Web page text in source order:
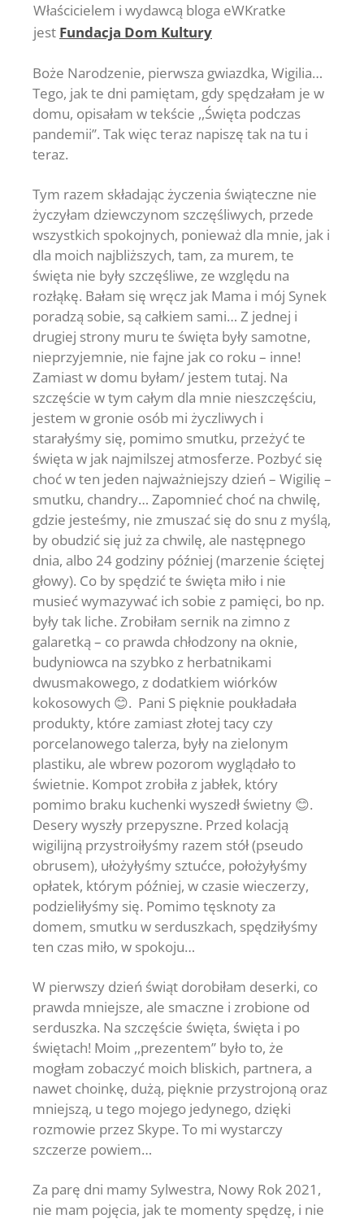
Właścicielem i wydawcą bloga eWKratke
jest Fundacja Dom Kultury
Boże Narodzenie, pierwsza gwiazdka, Wigilia…
Tego, jak te dni pamiętam, gdy spędzałam je w
domu, opisałam w tekście ,,Święta podczas
pandemii’’. Tak więc teraz napiszę tak na tu i
teraz.
Tym razem składając życzenia świąteczne nie
życzyłam dziewczynom szczęśliwych, przede
wszystkich spokojnych, ponieważ dla mnie, jak i
dla moich najbliższych, tam, za murem, te
święta nie były szczęśliwe, ze względu na
rozłąkę. Bałam się wręcz jak Mama i mój Synek
poradzą sobie, są całkiem sami… Z jednej i
drugiej strony muru te święta były samotne,
nieprzyjemnie, nie fajne jak co roku – inne!
Zamiast w domu byłam/ jestem tutaj. Na
szczęście w tym całym dla mnie nieszczęściu,
jestem w gronie osób mi życzliwych i
starałyśmy się, pomimo smutku, przeżyć te
święta w jak najmilszej atmosferze. Pozbyć się
choć w ten jeden najważniejszy dzień – Wigilię –
smutku, chandry… Zapomnieć choć na chwilę,
gdzie jesteśmy, nie zmuszać się do snu z myślą,
by obudzić się już za chwilę, ale następnego
dnia, albo 24 godziny później (marzenie ściętej
głowy). Co by spędzić te święta miło i nie
musieć wymazywać ich sobie z pamięci, bo np.
były tak liche. Zrobiłam sernik na zimno z
galaretką – co prawda chłodzony na oknie,
budyniowca na szybko z herbatnikami
dwusmakowego, z dodatkiem wiórków
kokosowych 😊. Pani S pięknie poukładała
produkty, które zamiast złotej tacy czy
porcelanowego talerza, były na zielonym
plastiku, ale wbrew pozorom wyglądało to
świetnie. Kompot zrobiła z jabłek, który
pomimo braku kuchenki wyszedł świetny 😊.
Desery wyszły przepyszne. Przed kolacją
wigilijną przystroiłyśmy razem stół (pseudo
obrusem), ułożyłyśmy sztućce, położyłyśmy
opłatek, którym później, w czasie wieczerzy,
podzieliłyśmy się. Pomimo tęsknoty za
domem, smutku w serduszkach, spędziłyśmy
ten czas miło, w spokoju…
W pierwszy dzień świąt dorobiłam deserki, co
prawda mniejsze, ale smaczne i zrobione od
serduszka. Na szczęście święta, święta i po
świętach! Moim ,,prezentem’’ było to, że
mogłam zobaczyć moich bliskich, partnera, a
nawet choinkę, dużą, pięknie przystrojoną oraz
mniejszą, u tego mojego jedynego, dzięki
rozmowie przez Skype. To mi wystarczy
szczerze powiem…
Za parę dni mamy Sylwestra, Nowy Rok 2021,
nie mam pojęcia, jak te momenty spędzę, i nie